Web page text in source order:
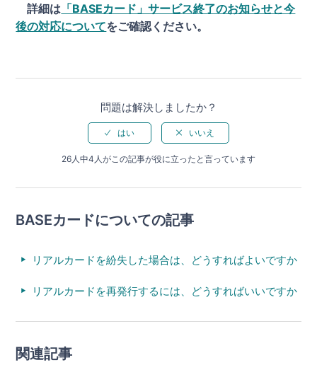
詳細は 「BASEカード」サービス終了のお知らせと今
後の対応についてをご確認ください。
問題は解決しましたか？
26人中4人がこの記事が役に立ったと言っています
BASEカードについての記事
リアルカードを紛失した場合は、どうすればよいですか
リアルカードを再発行するには、どうすればいいですか
関連記事